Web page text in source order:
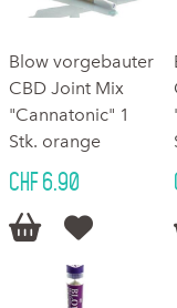
Blow vorgebauter
CBD Joint Mix
"Cannatonic" 1
Stk. orange
CHF 6.90
 